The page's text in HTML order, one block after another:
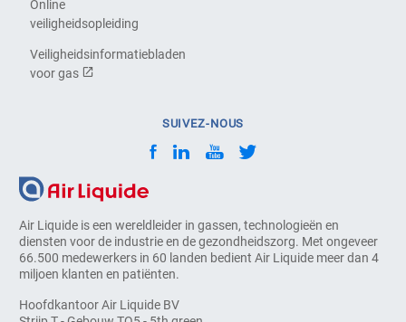
Air Liquide is een wereldleider in gassen, technologieën en
diensten voor de industrie en de gezondheidszorg. Met ongeveer
66.500 medewerkers in 60 landen bedient Air Liquide meer dan 4
miljoen klanten en patiënten.
Hoofdkantoor Air Liquide BV
Online
veiligheidsopleiding
Veiligheidsinformatiebladen
voor gas
SUIVEZ-NOUS